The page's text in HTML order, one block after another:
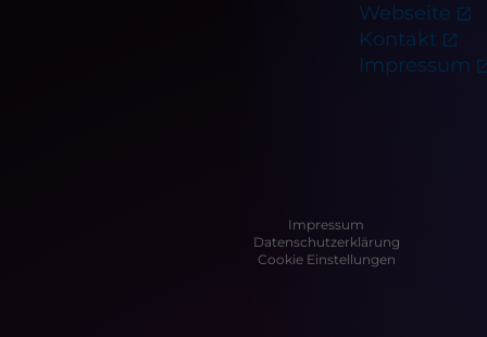
Webseite
Kontakt
Impressum
Impressum
Datenschutzerklärung
Cookie Einstellungen